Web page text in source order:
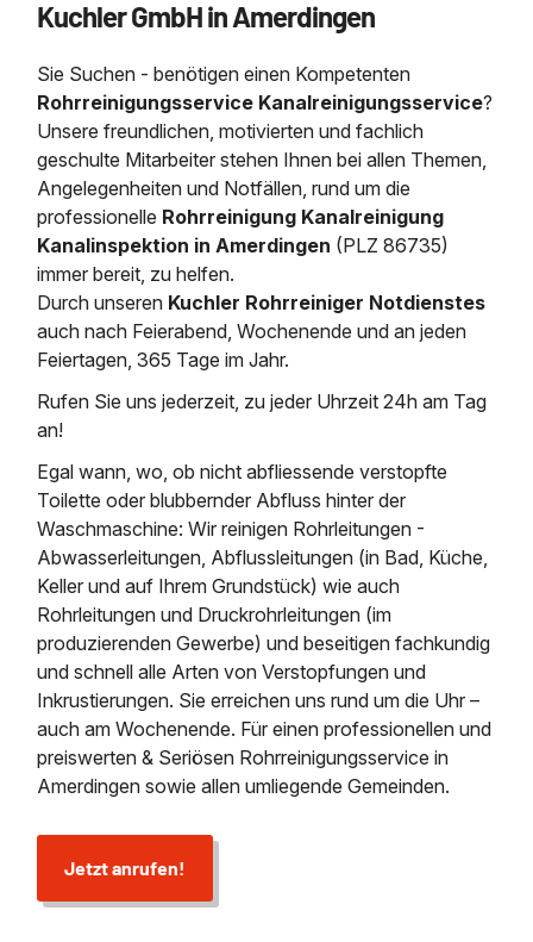
Kanalreinigung
Kanalinspektion
Grubenentleerung
24h Notdienst
Kosten Preise
Rohrreinigungsdienst
Wasserhaltung
Entleerung und Reinigung
Grubenentleerung und
Sickerschacht Reinigung
Abfallzwischenlager
Austausch von
Geschosssandfang
Fettabscheider
Saugbagger / LuftförderanlageSaugbagger für Tiefbau
Saugbagger und Pumpen
Fermenter-Entleerung
Regenrückhaltebecken
Entschlammung
Trockensaugen von
etc.
Weitere Services mit
Heizung / Sanitär
Tiefbau
Unternehmen
Zertifikate /
Stellenangebote
Kontakt
Kuchler GmbH in Amerdingen
Sie Suchen - benötigen einen Kompetenten
Rohrreinigungsservice Kanalreinigungsservice?
Unsere freundlichen, motivierten und fachlich
geschulte Mitarbeiter stehen Ihnen bei allen Themen,
Angelegenheiten und Notfällen, rund um die
professionelle Rohrreinigung Kanalreinigung
Kanalinspektion in Amerdingen (PLZ 86735)
immer bereit, zu helfen.
Durch unseren Kuchler Rohrreiniger Notdienstes
auch nach Feierabend, Wochenende und an jeden
Feiertagen, 365 Tage im Jahr.
Rufen Sie uns jederzeit, zu jeder Uhrzeit 24h am Tag
an!
Egal wann, wo, ob nicht abfliessende verstopfte
Toilette oder blubbernder Abfluss hinter der
Waschmaschine: Wir reinigen Rohrleitungen -
Abwasserleitungen, Abflussleitungen (in Bad, Küche,
Keller und auf Ihrem Grundstück) wie auch
Rohrleitungen und Druckrohrleitungen (im
produzierenden Gewerbe) und beseitigen fachkundig
und schnell alle Arten von Verstopfungen und
Inkrustierungen. Sie erreichen uns rund um die Uhr –
auch am Wochenende. Für einen professionellen und
preiswerten & Seriösen Rohrreinigungsservice in
Amerdingen sowie allen umliegende Gemeinden.
Jetzt anrufen!